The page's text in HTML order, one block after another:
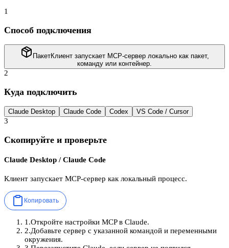
1
Способ подключения
ПакетКлиент запускает MCP-сервер локально как пакет,
команду или контейнер.
2
Куда подключить
Claude Desktop Claude Code Codex VS Code / Cursor
3
Скопируйте и проверьте
Claude Desktop / Claude Code
Клиент запускает MCP-сервер как локальный процесс.
Копировать
1 .Откройте настройки MCP в Claude.
2.Добавьте сервер с указанной командой и переменными
окружения.